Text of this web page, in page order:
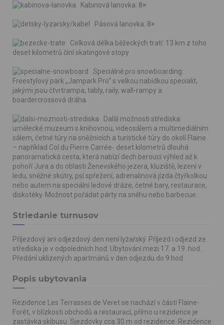
Kabinová lanovka: 8×
Pásová lanovka: 8×
Celková délka běžeckých tratí: 13 km z toho
deset kilometrů činí skatingové stopy
Speciálně pro snowboarding:
Freestylový park „Jampark Pro“ s velkou nabídkou specialit,
jakými jsou čtvrtrampa, tably, raily, wall-rampy a
boardercrossová dráha.
Další možnosti střediska:
umělecké muzeum s knihovnou, videosálem a multimediálním
sálem, četné túry na sněžnicích a turistické túry do okolí Flaine
– například Col du Pierre Carrée- deset kilometrů dlouhá
panoramatická cesta, která nabízí dech beroucí výhled až k
pohoří Jura a do oblasti Ženevského jezera, kluziště, lezení v
ledu, sněžné skútry, psí spřežení, adrenalinová jízda čtyřkolkou
nebo autem na speciální ledové dráze, četné bary, restaurace,
diskotéky. Možnost pořádat párty na sněhu nebo barbecue.
Striedanie turnusov
Příjezdový ani odjezdový den není lyžařský. Příjezd i odjezd ze
střediska je v odpoledních hod. Ubytování mezi 17. a 19. hod.
Předání uklizených apartmánů v den odjezdu do 9 hod.
Popis ubytovania
Rezidence Les Terrasses de Veret se nachází v části Flaine-
Forêt, v blízkosti obchodů a restaurací, přímo u rezidence je
zastávka skibusu. Sjezdovky cca 30 m od rezidence. Rezidence